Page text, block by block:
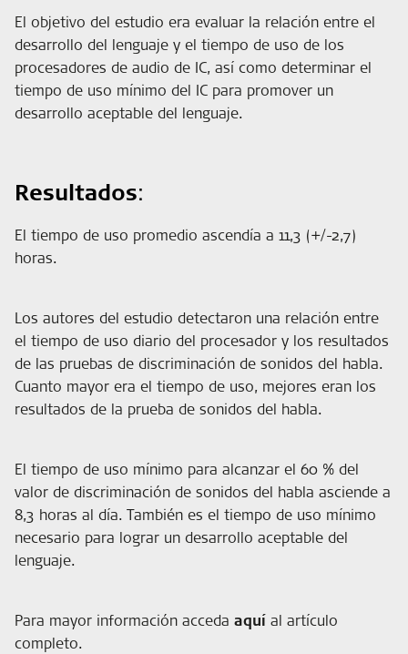
El objetivo del estudio era evaluar la relación entre el
desarrollo del lenguaje y el tiempo de uso de los
procesadores de audio de IC, así como determinar el
tiempo de uso mínimo del IC para promover un
desarrollo aceptable del lenguaje.
Resultados:
El tiempo de uso promedio ascendía a 11,3 (+/-2,7)
horas.
Los autores del estudio detectaron una relación entre
el tiempo de uso diario del procesador y los resultados
de las pruebas de discriminación de sonidos del habla.
Cuanto mayor era el tiempo de uso, mejores eran los
resultados de la prueba de sonidos del habla.
El tiempo de uso mínimo para alcanzar el 60 % del
valor de discriminación de sonidos del habla asciende a
8,3 horas al día. También es el tiempo de uso mínimo
necesario para lograr un desarrollo aceptable del
lenguaje.
Para mayor información acceda aquí al artículo
completo.